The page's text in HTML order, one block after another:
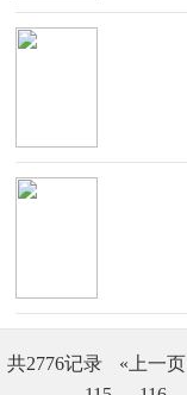
共2776记录 «上一页